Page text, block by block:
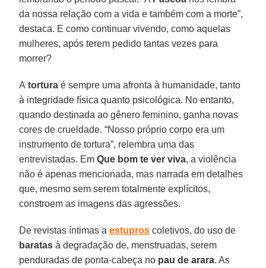
da nossa relação com a vida e também com a morte”,
destaca. E como continuar vivendo, como aquelas
mulheres, após terem pedido tantas vezes para
morrer?
A tortura é sempre uma afronta à humanidade, tanto
à integridade física quanto psicológica. No entanto,
quando destinada ao gênero feminino, ganha novas
cores de crueldade. “Nosso próprio corpo era um
instrumento de tortura”, relembra uma das
entrevistadas. EmQue bom te ver viva, a violência
não é apenas mencionada, mas narrada em detalhes
que, mesmo sem serem totalmente explícitos,
constroem as imagens das agressões.
De revistas íntimas aestupros coletivos, do uso de
baratas à degradação de, menstruadas, serem
penduradas de ponta-cabeça no pau de arara. As